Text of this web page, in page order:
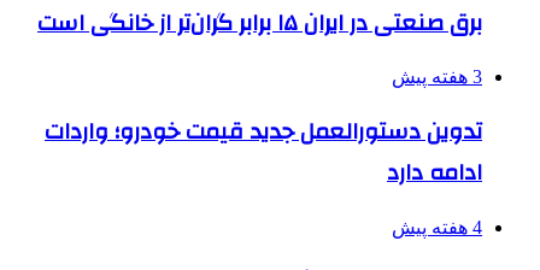
برق صنعتی در ایران ۱۵ برابر گران‌تر از خانگی است
3 هفته پیش
تدوین دستورالعمل جدید قیمت خودرو؛ واردات
ادامه دارد
4 هفته پیش